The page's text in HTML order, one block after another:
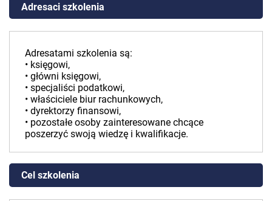
Adresaci szkolenia
Adresatami szkolenia są:
• księgowi,
• główni księgowi,
• specjaliści podatkowi,
• właściciele biur rachunkowych,
• dyrektorzy finansowi,
• pozostałe osoby zainteresowane chcące
poszerzyć swoją wiedzę i kwalifikacje.
Cel szkolenia